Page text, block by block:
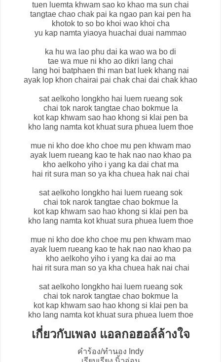
tuen luemta khwam sao ko khao ma sun chai
tangtae chao chak pai ka ngao pan kai pen ha
khotok to so bo khoi wao khoi cha
yu kap namta yiaoya huachai duai nammao
ka hu wa lao phu dai ka wao wa bo di
tae wa mue ni kho ao dikri lang chai
lang hoi batphaen thi man bat luek khang nai
ayak lop khon chairai pai chak chai dai chak khao
sat aelkoho longkho hai luem rueang sok
chai tok narok tangtae chao bokmue la
kot kap khwam sao hao khong si klai pen ba
kho lang namta kot khuat sura phuea luem thoe
mue ni kho doe kho choe mu pen khwam mao
ayak luem rueang kao te hak nao nao khao pa
kho aelkoho yiho i yang ka dai chat ma
hai rit sura man so ya kha chuea hak nai chai
sat aelkoho longkho hai luem rueang sok
chai tok narok tangtae chao bokmue la
kot kap khwam sao hao khong si klai pen ba
kho lang namta kot khuat sura phuea luem thoe
mue ni kho doe kho choe mu pen khwam mao
ayak luem rueang kao te hak nao nao khao pa
kho aelkoho yiho i yang ka dai ao ma
hai rit sura man so ya kha chuea hak nai chai
sat aelkoho longkho hai luem rueang sok
chai tok narok tangtae chao bokmue la
kot kap khwam sao hao khong si klai pen ba
kho lang namta kot khuat sura phuea luem thoe
เกี่ยวกับเพลง แอลกอฮอล์ล้างใจ
คำร้อง/ทำนอง Indy